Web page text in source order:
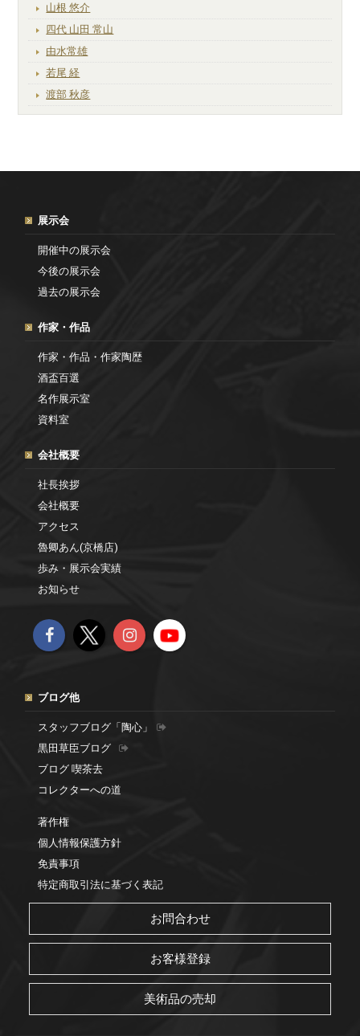
山根 悠介
四代 山田 常山
由水常雄
若尾 経
渡部 秋彦
展示会
開催中の展示会
今後の展示会
過去の展示会
作家・作品
作家・作品・作家陶歴
酒盃百選
名作展示室
資料室
会社概要
社長挨拶
会社概要
アクセス
魯卿あん(京橋店)
歩み・展示会実績
お知らせ
ブログ他
スタッフブログ「陶心」
黒田草臣ブログ
ブログ 喫茶去
コレクターへの道
著作権
個人情報保護方針
免責事項
特定商取引法に基づく表記
お問合わせ
お客様登録
美術品の売却